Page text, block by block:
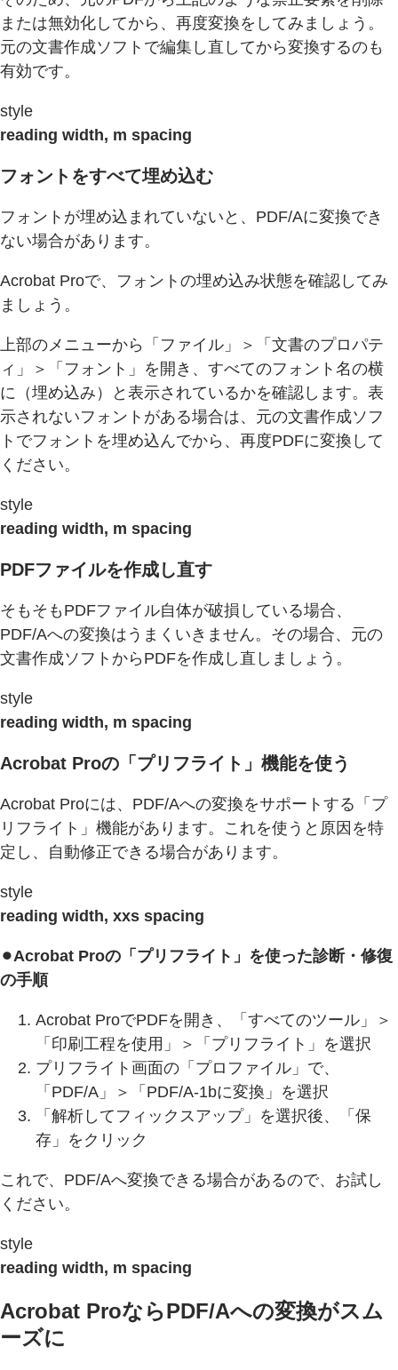
または無効化してから、再度変換をしてみましょう。
元の文書作成ソフトで編集し直してから変換するのも
有効です。
style
reading width, m spacing
フォントをすべて埋め込む
フォントが埋め込まれていないと、PDF/Aに変換でき
ない場合があります。
Acrobat Proで、フォントの埋め込み状態を確認してみ
ましょう。
上部のメニューから「ファイル」＞「文書のプロパテ
ィ」＞「フォント」を開き、すべてのフォント名の横
に（埋め込み）と表示されているかを確認します。表
示されないフォントがある場合は、元の文書作成ソフ
トでフォントを埋め込んでから、再度PDFに変換して
ください。
style
reading width, m spacing
PDFファイルを作成し直す
そもそもPDFファイル自体が破損している場合、
PDF/Aへの変換はうまくいきません。その場合、元の
文書作成ソフトからPDFを作成し直しましょう。
style
reading width, m spacing
Acrobat Proの「プリフライト」機能を使う
Acrobat Proには、PDF/Aへの変換をサポートする「プ
リフライト」機能があります。これを使うと原因を特
定し、自動修正できる場合があります。
style
reading width, xxs spacing
⚫︎Acrobat Proの「プリフライト」を使った診断・修復
の手順
Acrobat ProでPDFを開き、「すべてのツール」＞
「印刷工程を使用」＞「プリフライト」を選択
プリフライト画面の「プロファイル」で、
「PDF/A」＞「PDF/A-1bに変換」を選択
「解析してフィックスアップ」を選択後、「保
存」をクリック
これで、PDF/Aへ変換できる場合があるので、お試し
ください。
style
reading width, m spacing
Acrobat ProならPDF/Aへの変換がスム
ーズに